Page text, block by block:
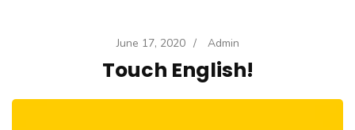
June 17, 2020 / Admin
Touch English!